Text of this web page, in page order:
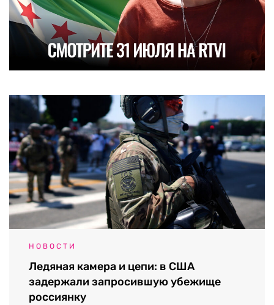
НОВОСТИ
Ледяная камера и цепи: в США
задержали запросившую убежище
россиянку